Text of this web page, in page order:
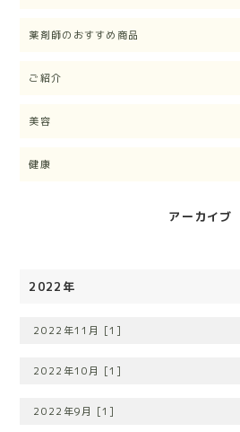
薬剤師のおすすめ商品
ご紹介
美容
健康
アーカイブ
2022年
2022年11月 [1]
2022年10月 [1]
2022年9月 [1]